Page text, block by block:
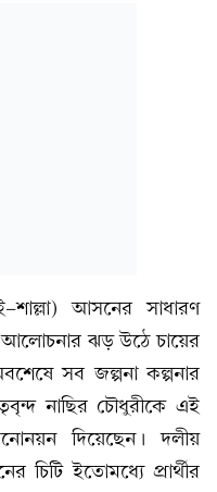
আসনের সাধারণ
আলোচনার ঝড় উঠে চায়ের
সব জল্পনা কল্পনার
নাছির চৌধুরীকে এই
দিয়েছেন। দলীয়
চিটি ইতোমধ্যে প্রার্থীর